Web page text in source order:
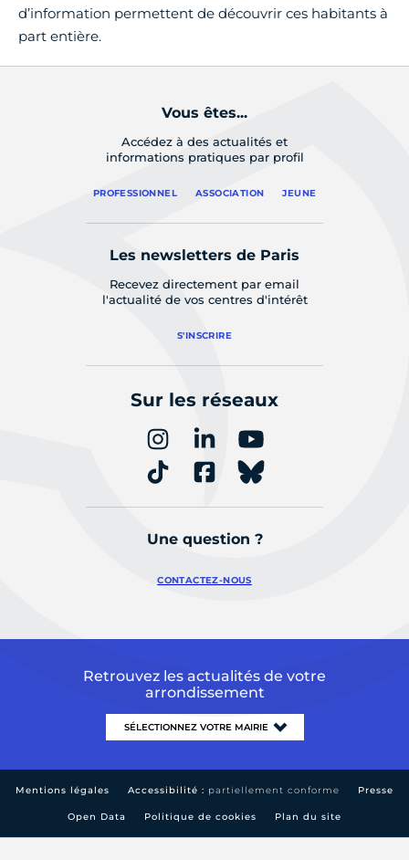
d’information permettent de découvrir ces habitants à
part entière.
Vous êtes...
Accédez à des actualités et
informations pratiques par profil
PROFESSIONNEL ASSOCIATION JEUNE
Les newsletters de Paris
Recevez directement par email
l'actualité de vos centres d'intérêt
S'INSCRIRE
Sur les réseaux
Une question ?
CONTACTEZ-NOUS
Retrouvez les actualités de votre
arrondissement
Mentions légales Accessibilité : partiellement conforme Presse
Open Data Politique de cookies Plan du site